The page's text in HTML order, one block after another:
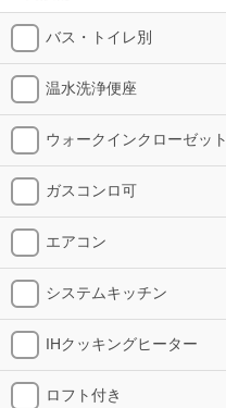
バス・トイレ別
温水洗浄便座
ウォークインクローゼット
ガスコンロ可
エアコン
システムキッチン
IHクッキングヒーター
ロフト付き